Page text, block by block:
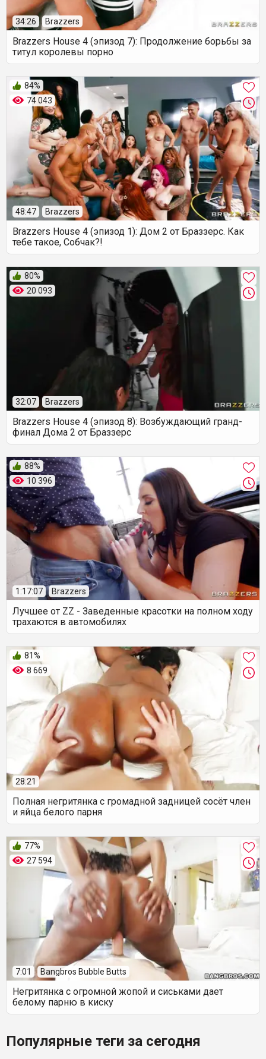
34:26 Brazzers
Brazzers House 4 (эпизод 7): Продолжение борьбы за
титул королевы порно
74 043
84%
48:47 Brazzers
Brazzers House 4 (эпизод 1): Дом 2 от Браззерс. Как
тебе такое, Собчак?!
20 093
80%
32:07 Brazzers
Brazzers House 4 (эпизод 8): Возбуждающий гранд-
финал Дома 2 от Браззерс
10 396
88%
1:17:07 Brazzers
Лучшее от ZZ - Заведенные красотки на полном ходу
трахаются в автомобилях
8 669
81%
28:21
Полная негритянка с громадной задницей сосёт член
и яйца белого парня
27 594
77%
7:01 Bangbros Bubble Butts
Негритянка с огромной жопой и сиськами дает
белому парню в киску
Популярные теги за сегодня